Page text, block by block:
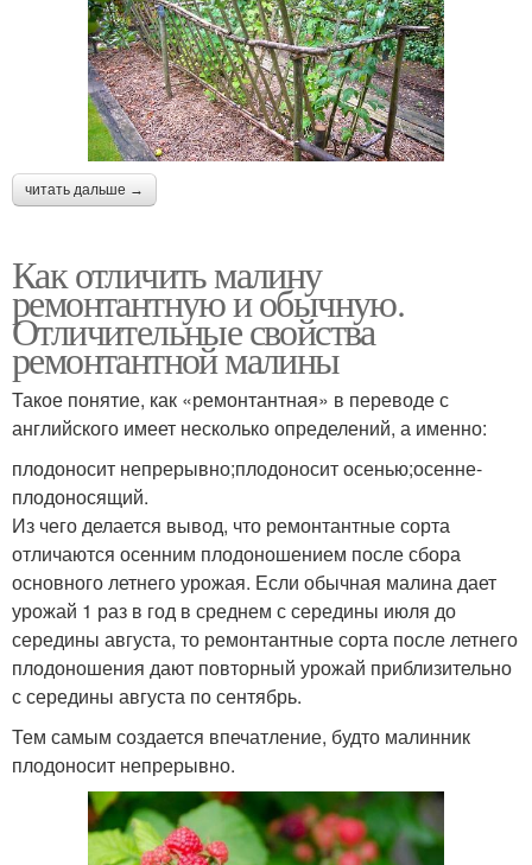
читать дальше →
Как отличить малину
ремонтантную и обычную.
Отличительные свойства
ремонтантной малины
Такое понятие, как «ремонтантная» в переводе с
английского имеет несколько определений, а именно:
плодоносит непрерывно;плодоносит осенью;осенне-
плодоносящий.
Из чего делается вывод, что ремонтантные сорта
отличаются осенним плодоношением после сбора
основного летнего урожая. Если обычная малина дает
урожай 1 раз в год в среднем с середины июля до
середины августа, то ремонтантные сорта после летнего
плодоношения дают повторный урожай приблизительно
с середины августа по сентябрь.
Тем самым создается впечатление, будто малинник
плодоносит непрерывно.